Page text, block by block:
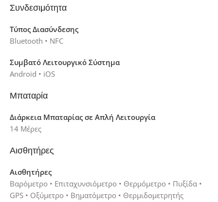
Συνδεσιμότητα
Τύπος Διασύνδεσης
Bluetooth • NFC
Συμβατό Λειτουργικό Σύστημα
Android • iOS
Μπαταρία
Διάρκεια Μπαταρίας σε Απλή Λειτουργία
14 Μέρες
Αισθητήρες
Αισθητήρες
Βαρόμετρο • Επιταχυνσιόμετρο • Θερμόμετρο • Πυξίδα •
GPS • Οξύμετρο • Βηματόμετρο • Θερμιδομετρητής